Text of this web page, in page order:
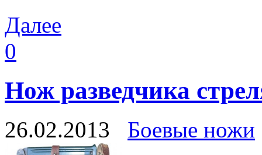
Далее
0
Нож разведчика
26.02.2013 Боевые ножи